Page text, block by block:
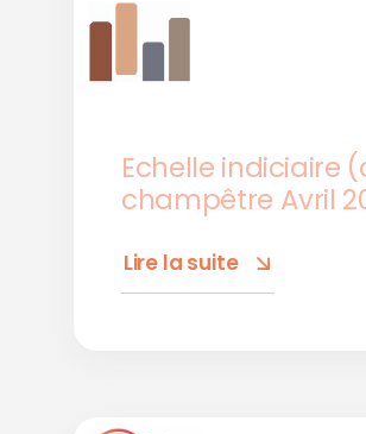
Echelle indiciaire
champêtre Avril
Lire la suite